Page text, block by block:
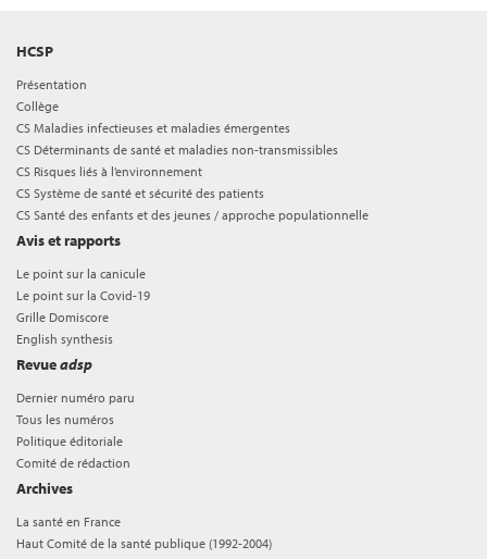
HCSP
Présentation
Collège
CS Maladies infectieuses et maladies émergentes
CS Déterminants de santé et maladies non-transmissibles
CS Risques liés à l’environnement
CS Système de santé et sécurité des patients
CS Santé des enfants et des jeunes / approche populationnelle
Avis et rapports
Le point sur la canicule
Le point sur la Covid-19
Grille Domiscore
English synthesis
Revueadsp
Dernier numéro paru
Tous les numéros
Politique éditoriale
Comité de rédaction
Archives
La santé en France
Haut Comité de la santé publique (1992-2004)